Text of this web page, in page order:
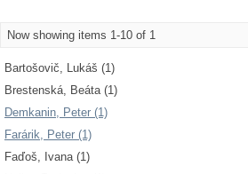
Now showing items 1-10 of 1
Bartošovič, Lukáš (1)
Brestenská, Beáta (1)
Demkanin, Peter (1)
Farárik, Peter (1)
Faďoš, Ivana (1)